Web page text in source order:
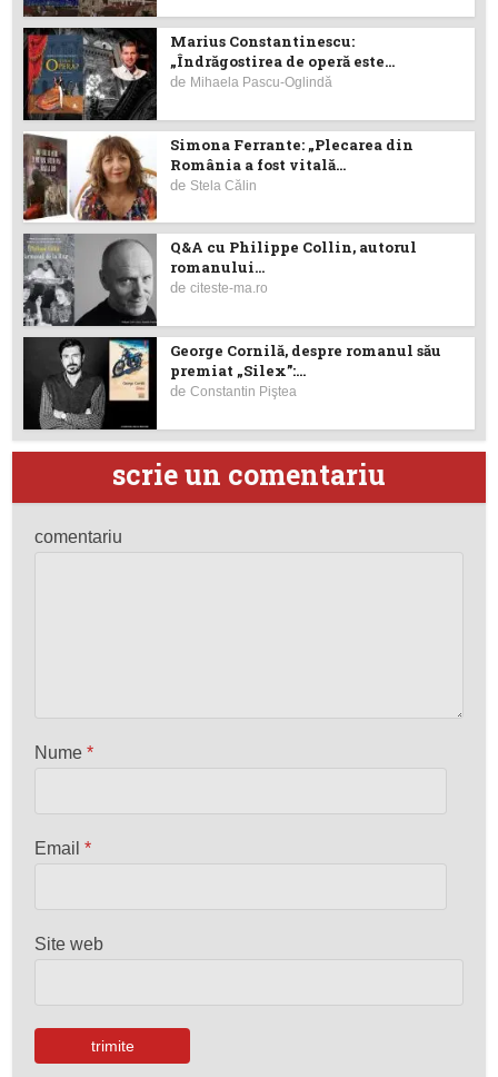
Marius Constantinescu:
„Îndrăgostirea de operă este...
de Mihaela Pascu-Oglindă
Simona Ferrante: „Plecarea din
România a fost vitală...
de Stela Călin
Q&A cu Philippe Collin, autorul
romanului...
deciteste-ma.ro
George Cornilă, despre romanul său
premiat „Silex”:...
deConstantin Piştea
scrie un comentariu
comentariu
Nume*
Email*
Site web